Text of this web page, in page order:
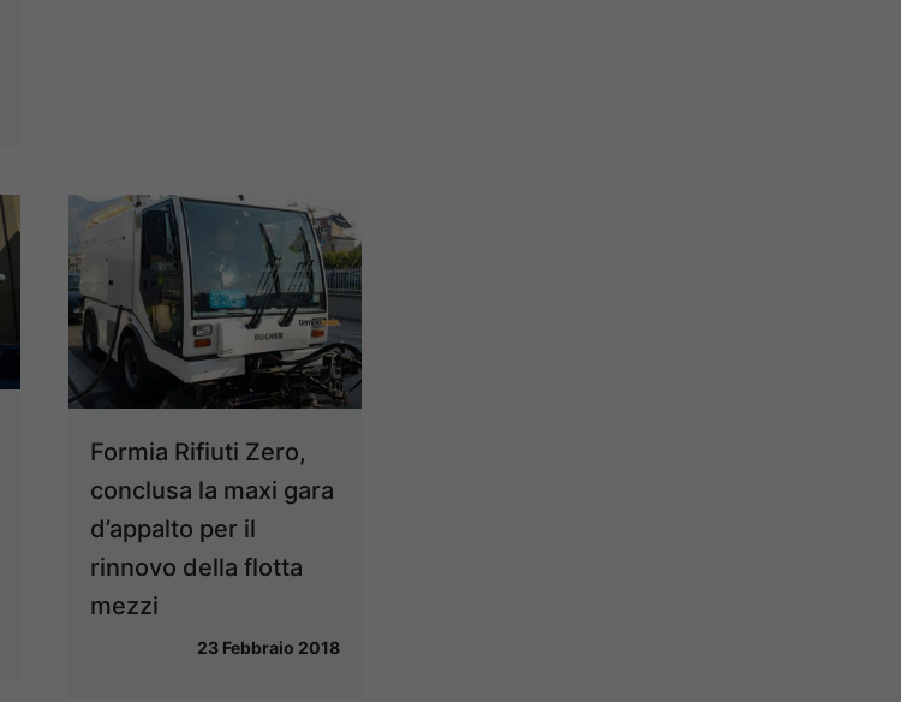
Formia Rifiuti Zero,
conclusa la maxi gara
d’appalto per il
rinnovo della flotta
mezzi
23 Febbraio 2018